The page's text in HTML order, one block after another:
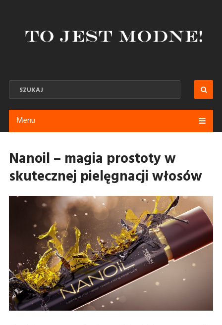
Menu
Nanoil – magia prostoty w
skutecznej pielęgnacji włosów